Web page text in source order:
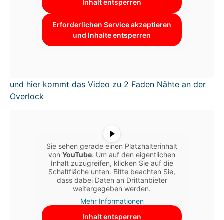
Inhalt entsperren
Erforderlichen Service akzeptieren
und Inhalte entsperren
und hier kommt das Video zu 2 Faden Nähte an der
Overlock
Sie sehen gerade einen Platzhalterinhalt
von YouTube. Um auf den eigentlichen
Inhalt zuzugreifen, klicken Sie auf die
Schaltfläche unten. Bitte beachten Sie,
dass dabei Daten an Drittanbieter
weitergegeben werden.
Mehr Informationen
Inhalt entsperren